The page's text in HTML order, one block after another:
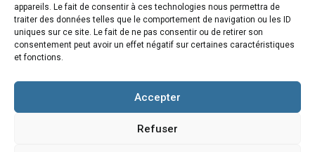
appareils. Le fait de consentir à ces technologies nous permettra de
traiter des données telles que le comportement de navigation ou les ID
uniques sur ce site. Le fait de ne pas consentir ou de retirer son
consentement peut avoir un effet négatif sur certaines caractéristiques
et fonctions.
Accepter
Refuser
de 9H30 à 19H
et le Samedi de 10H à 19H